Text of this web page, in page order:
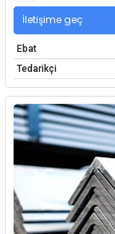
İletişime geç
Ebat
Tedarikçi